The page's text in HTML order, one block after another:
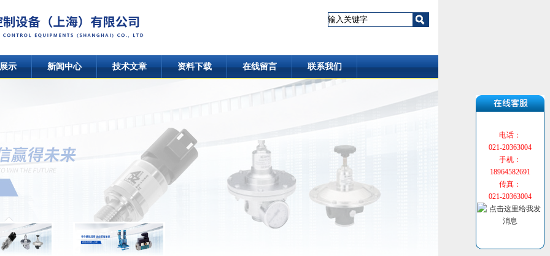
示 新闻中心 技术文章 资料下载 在线留言 联系我们
电话：
021-20363004
手机：
18964582691
传真：
021-20363004